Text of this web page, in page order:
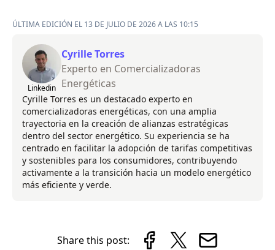
ÚLTIMA EDICIÓN EL 13 DE JULIO DE 2026 A LAS 10:15
Linkedin
Cyrille Torres
Experto en Comercializadoras
Energéticas
Cyrille Torres es un destacado experto en
comercializadoras energéticas, con una amplia
trayectoria en la creación de alianzas estratégicas
dentro del sector energético. Su experiencia se ha
centrado en facilitar la adopción de tarifas competitivas
y sostenibles para los consumidores, contribuyendo
activamente a la transición hacia un modelo energético
más eficiente y verde.
Share this post: